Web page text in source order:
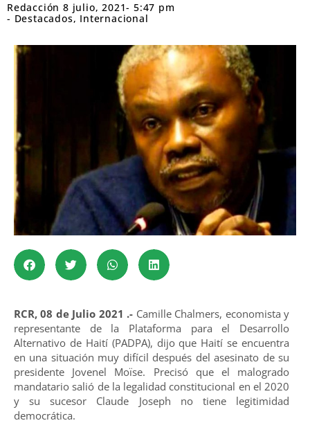
Redacción 8 julio, 2021- 5:47 pm
- Destacados, Internacional
RCR, 08 de Julio 2021 .- Camille Chalmers, economista y
representante de la Plataforma para el Desarrollo
Alternativo de Haití (PADPA), dijo que Haití se encuentra
en una situación muy difícil después del asesinato de su
presidente Jovenel Moïse. Precisó que el malogrado
mandatario salió de la legalidad constitucional en el 2020
y su sucesor Claude Joseph no tiene legitimidad
democrática.